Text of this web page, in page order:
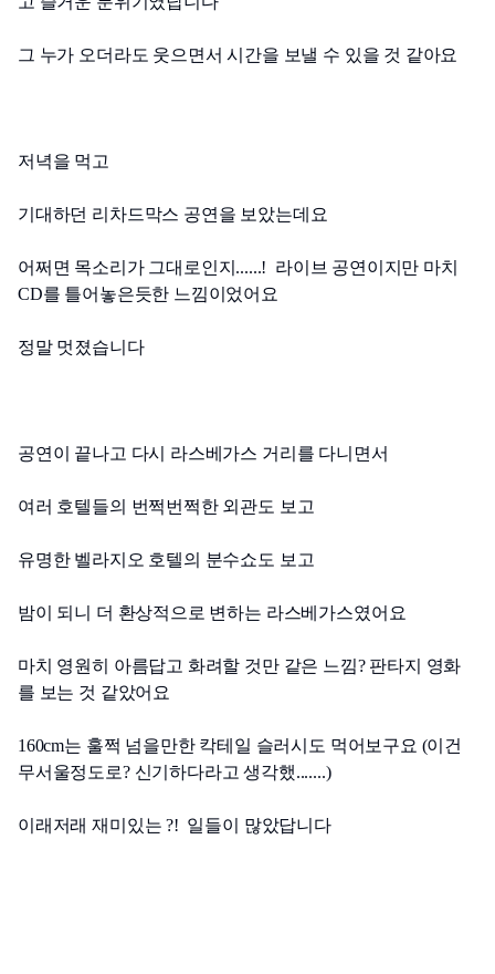
그 누가 오더라도 웃으면서 시간을 보낼 수 있을 것 같아요
저녁을 먹고
기대하던 리차드막스 공연을 보았는데요
어쩌면 목소리가 그대로인지......!  라이브 공연이지만 마치
CD를 틀어놓은듯한 느낌이었어요
정말 멋졌습니다
공연이 끝나고 다시 라스베가스 거리를 다니면서
여러 호텔들의 번쩍번쩍한 외관도 보고
유명한 벨라지오 호텔의 분수쇼도 보고
밤이 되니 더 환상적으로 변하는 라스베가스였어요
마치 영원히 아름답고 화려할 것만 같은 느낌? 판타지 영화
를 보는 것 같았어요
160cm는 훌쩍 넘을만한 칵테일 슬러시도 먹어보구요 (이건
무서울정도로? 신기하다라고 생각했.......)
이래저래 재미있는 ?!  일들이 많았답니다